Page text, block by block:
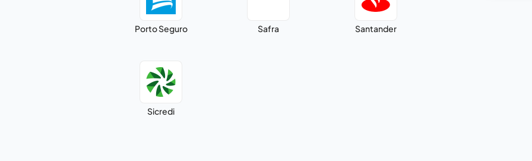
Porto Seguro Safra Santander
Sicredi